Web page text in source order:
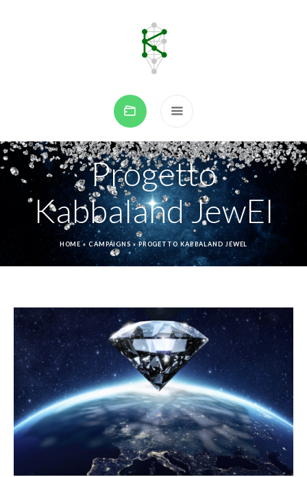
Progetto
Kabbaland JewEl
HOME»CAMPAIGNS »PROGETTO KABBALAND JEWEL